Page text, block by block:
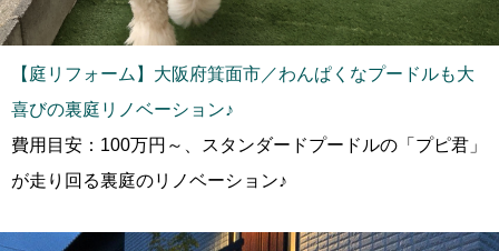
【庭リフォーム】大阪府箕面市／わんぱくなプードルも大
喜びの裏庭リノベーション♪
費用目安：100万円～、スタンダードプードルの「プピ君」
が走り回る裏庭のリノベーション♪